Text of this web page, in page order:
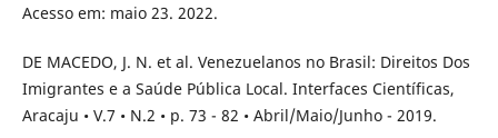
Acesso em: maio 23. 2022.
DE MACEDO, J. N. et al. Venezuelanos no Brasil: Direitos Dos
Imigrantes e a Saúde Pública Local. Interfaces Científicas,
Aracaju • V.7 • N.2 • p. 73 - 82 • Abril/Maio/Junho - 2019.